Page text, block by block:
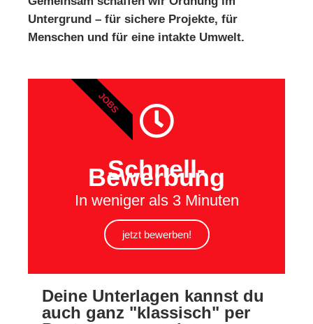
Untergrund – für sichere Projekte, für
Menschen und für eine intakte Umwelt.
Schnell-
Bewerbung
In weniger als 3 Minuten
jetzt bewerben!
JOBS
Deine Unterlagen kannst du
auch ganz "klassisch" per